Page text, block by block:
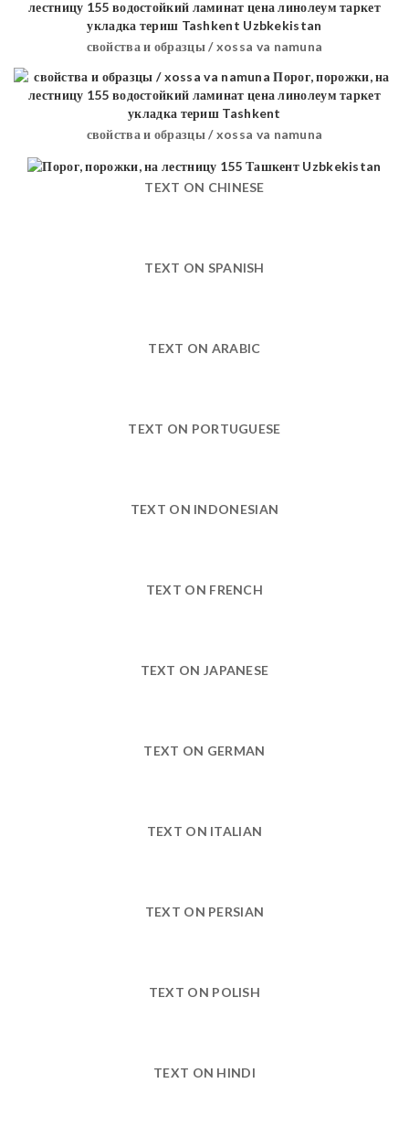
свойства и образцы / xossa va namuna
свойства и образцы / xossa va namuna
TEXT ON CHINESE
TEXT ON SPANISH
TEXT ON ARABIC
TEXT ON PORTUGUESE
TEXT ON INDONESIAN
TEXT ON FRENCH
TEXT ON JAPANESE
TEXT ON GERMAN
TEXT ON ITALIAN
TEXT ON PERSIAN
TEXT ON POLISH
TEXT ON HINDI